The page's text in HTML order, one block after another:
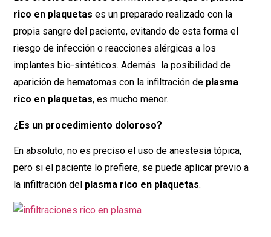
rico en plaquetases un preparado realizado con la
propia sangre del paciente, evitando de esta forma el
riesgo de infección o reacciones alérgicas a los
implantes bio-sintéticos. Además la posibilidad de
aparición de hematomas con la infiltración de plasma
rico en plaquetas, es mucho menor.
¿Es un procedimiento doloroso?
En absoluto, no es preciso el uso de anestesia tópica,
pero si el paciente lo prefiere, se puede aplicar previo a
la infiltración del plasma rico en plaquetas.